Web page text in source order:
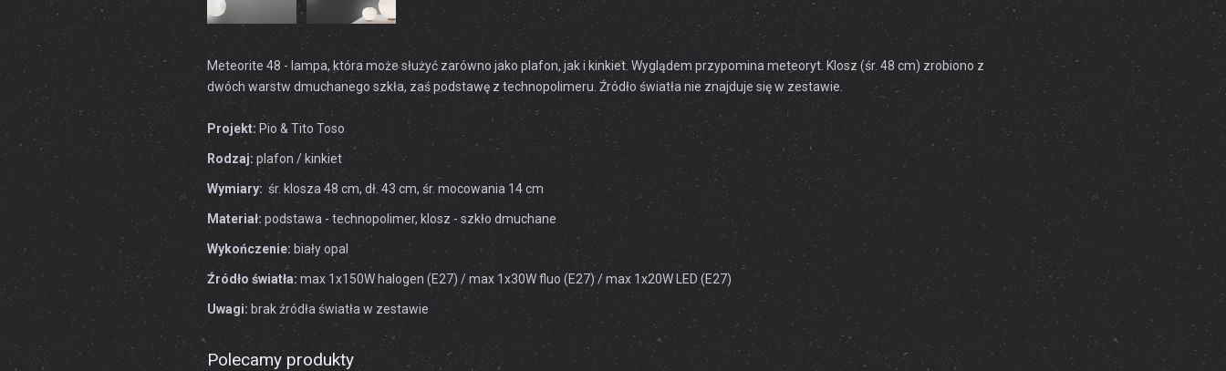
Meteorite 48 - lampa, która może służyć zarówno jako plafon, jak i kinkiet. Wyglądem przypomina meteoryt. Klosz (śr. 48 cm) zrobiono z
dwóch warstw dmuchanego szkła, zaś podstawę z technopolimeru. Źródło światła nie znajduje się w zestawie.
Projekt: Pio & Tito Toso
Rodzaj: plafon / kinkiet
Wymiary: śr. klosza 48 cm, dł. 43 cm, śr. mocowania 14 cm
Materiał: podstawa - technopolimer, klosz - szkło dmuchane
Wykończenie: biały opal
Źródło światła: max 1x150W halogen (E27) / max 1x30W fluo (E27) / max 1x20W LED (E27)
Uwagi: brakźródła światła w zestawie
Polecamy produkty